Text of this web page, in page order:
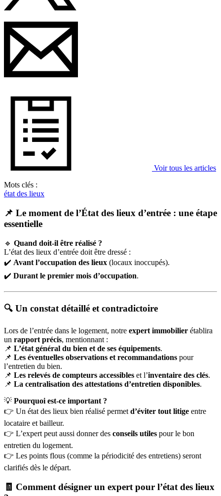
Voir tous les articles
Mots clés :
état des lieux
📌 Le moment de l’État des lieux d’entrée : une étape
essentielle
🔹 Quand doit-il être réalisé ?
L’état des lieux d’entrée doit être dressé :
✔️ Avant l’occupation des lieux (locaux inoccupés).
✔️ Durant le premier mois d’occupation.
🔍 Un constat détaillé et contradictoire
Lors de l’entrée dans le logement, notre expert immobilier établira
un rapport précis, mentionnant :
📌 L’état général du bien et de ses équipements.
📌 Les éventuelles observations et recommandations pour
l’entretien du bien.
📌 Les relevés de compteurs accessibles et l’inventaire des clés.
📌 La centralisation des attestations d’entretien disponibles.
💡 Pourquoi est-ce important ?
👉 Un état des lieux bien réalisé permet d’éviter tout litige entre
locataire et bailleur.
👉 L’expert peut aussi donner des conseils utiles pour le bon
entretien du logement.
👉 Les points flous (comme la périodicité des entretiens) seront
clarifiés dès le départ.
🧾 Comment désigner un expert pour l’état des lieux